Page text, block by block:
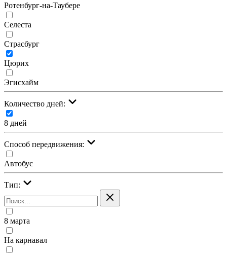
Ротенбург-на-Таубере
Селеста
Страсбург
Цюрих
Эгисхайм
Количество дней:
8 дней
Cпособ передвижения:
Автобус
Тип:
8 марта
На карнавал